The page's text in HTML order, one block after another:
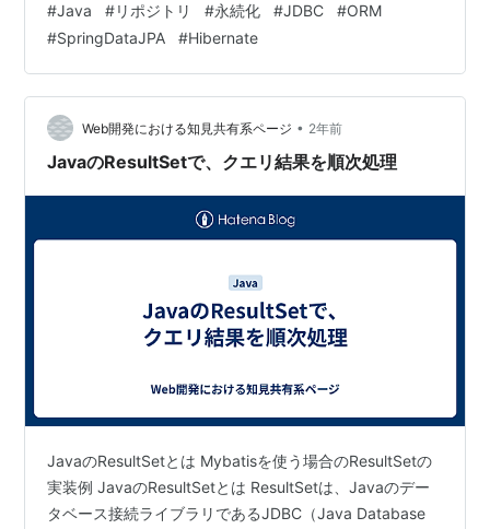
DBアクセス時に使用されるリポジトリの役割 JavaのDB
アクセスに関連するリポジトリの役割は、データベース
との接続や操作を効率化し、コー…
#Java #リポジトリ #永続化 #JDBC #ORM
#SpringDataJPA #Hibernate
Web開発における知見共有系ページ • 2年前
JavaのResultSetで、クエリ結果を順次処理
JavaのResultSetとは Mybatisを使う場合のResultSetの
実装例 JavaのResultSetとは ResultSetは、Javaのデー
タベース接続ライブラリであるJDBC（Java Database